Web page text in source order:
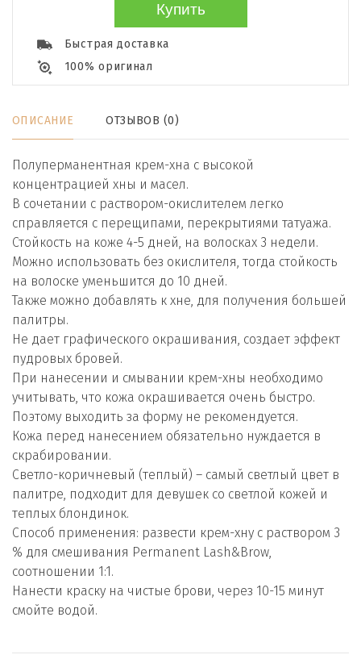
Купить
Быстрая доставка
100% оригинал
ОПИСАНИЕ ОТЗЫВОВ (0)
Полуперманентная крем-хна с высокой
концентрацией хны и масел.
В сочетании с раствором-окислителем легко
справляется с перещипами, перекрытиями татуажа.
Стойкость на коже 4-5 дней, на волосках 3 недели.
Можно использовать без окислителя, тогда стойкость
на волоске уменьшится до 10 дней.
Также можно добавлять к хне, для получения большей
палитры.
Не дает графического окрашивания, создает эффект
пудровых бровей.
При нанесении и смывании крем-хны необходимо
учитывать, что кожа окрашивается очень быстро.
Поэтому выходить за форму не рекомендуется.
Кожа перед нанесением обязательно нуждается в
скрабировании.
Светло-коричневый (теплый) – самый светлый цвет в
палитре, подходит для девушек со светлой кожей и
теплых блондинок.
Способ применения: развести крем-хну с раствором 3
% для смешивания Permanent Lash&Brow,
соотношении 1:1.
Нанести краску на чистые брови, через 10-15 минут
смойте водой.